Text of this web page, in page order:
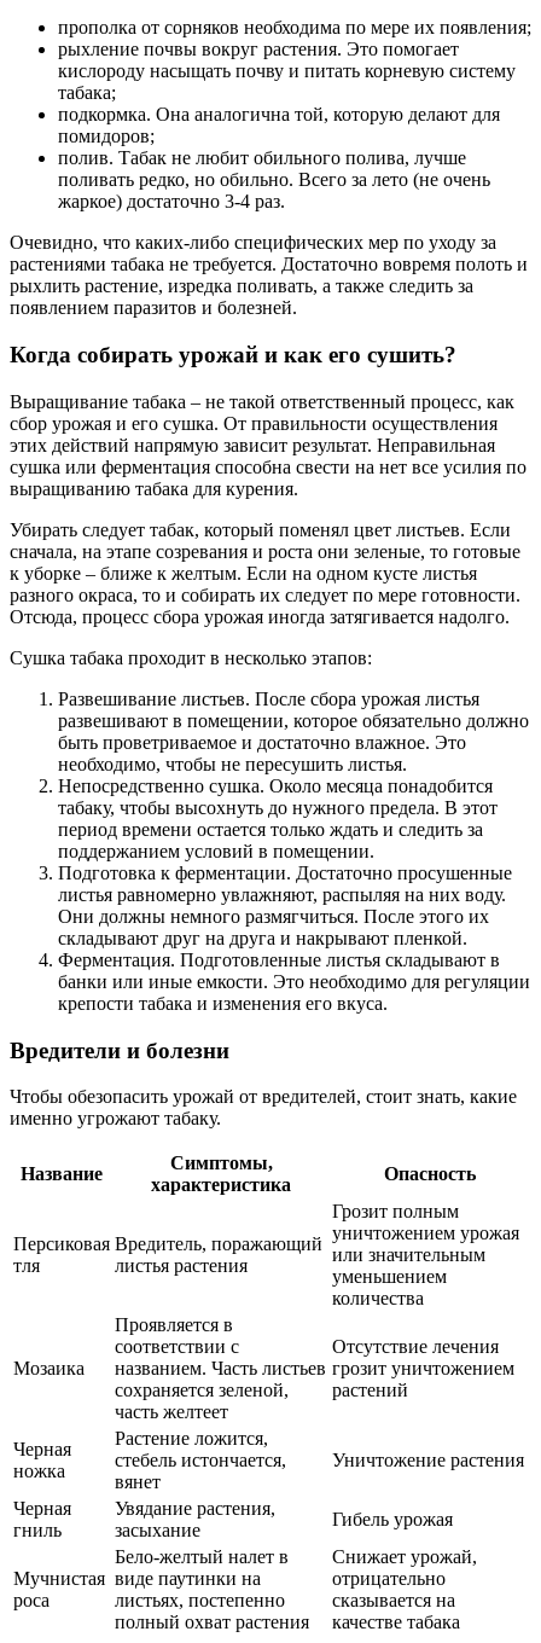
прополка от сорняков необходима по мере их появления;
рыхление почвы вокруг растения. Это помогает
кислороду насыщать почву и питать корневую систему
табака;
подкормка. Она аналогична той, которую делают для
помидоров;
полив. Табак не любит обильного полива, лучше
поливать редко, но обильно. Всего за лето (не очень
жаркое) достаточно 3-4 раз.
Очевидно, что каких-либо специфических мер по уходу за
растениями табака не требуется. Достаточно вовремя полоть и
рыхлить растение, изредка поливать, а также следить за
появлением паразитов и болезней.
Когда собирать урожай и как его сушить?
Выращивание табака – не такой ответственный процесс, как
сбор урожая и его сушка. От правильности осуществления
этих действий напрямую зависит результат. Неправильная
сушка или ферментация способна свести на нет все усилия по
выращиванию табака для курения.
Убирать следует табак, который поменял цвет листьев. Если
сначала, на этапе созревания и роста они зеленые, то готовые
к уборке – ближе к желтым. Если на одном кусте листья
разного окраса, то и собирать их следует по мере готовности.
Отсюда, процесс сбора урожая иногда затягивается надолго.
Сушка табака проходит в несколько этапов:
Развешивание листьев. После сбора урожая листья
развешивают в помещении, которое обязательно должно
быть проветриваемое и достаточно влажное. Это
необходимо, чтобы не пересушить листья.
Непосредственно сушка. Около месяца понадобится
табаку, чтобы высохнуть до нужного предела. В этот
период времени остается только ждать и следить за
поддержанием условий в помещении.
Подготовка к ферментации. Достаточно просушенные
листья равномерно увлажняют, распыляя на них воду.
Они должны немного размягчиться. После этого их
складывают друг на друга и накрывают пленкой.
Ферментация. Подготовленные листья складывают в
банки или иные емкости. Это необходимо для регуляции
крепости табака и изменения его вкуса.
Вредители и болезни
Чтобы обезопасить урожай от вредителей, стоит знать, какие
именно угрожают табаку.
Название
Симптомы,
характеристика
Опасность
Персиковая
тля
Вредитель, поражающий
листья растения
Грозит полным
уничтожением урожая
или значительным
уменьшением
количества
Мозаика
Проявляется в
соответствии с
названием. Часть листьев
сохраняется зеленой,
часть желтеет
Отсутствие лечения
грозит уничтожением
растений
Черная
ножка
Растение ложится,
стебель истончается,
вянет
Уничтожение растения
Черная
гниль
Увядание растения,
засыхание
Гибель урожая
Мучнистая
роса
Бело-желтый налет в
виде паутинки на
листьях, постепенно
полный охват растения
Снижает урожай,
отрицательно
сказывается на
качестве табака